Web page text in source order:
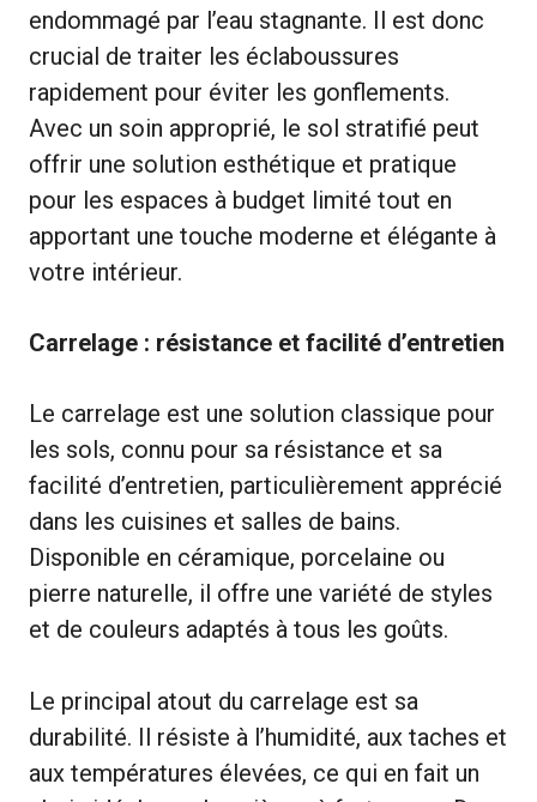
endommagé par l’eau stagnante. Il est donc
crucial de traiter les éclaboussures
rapidement pour éviter les gonflements.
Avec un soin approprié, le sol stratifié peut
offrir une solution esthétique et pratique
pour les espaces à budget limité tout en
apportant une touche moderne et élégante à
votre intérieur.
Carrelage : résistance et facilité d’entretien
Le carrelage est une solution classique pour
les sols, connu pour sa résistance et sa
facilité d’entretien, particulièrement apprécié
dans les cuisines et salles de bains.
Disponible en céramique, porcelaine ou
pierre naturelle, il offre une variété de styles
et de couleurs adaptés à tous les goûts.
Le principal atout du carrelage est sa
durabilité. Il résiste à l’humidité, aux taches et
aux températures élevées, ce qui en fait un